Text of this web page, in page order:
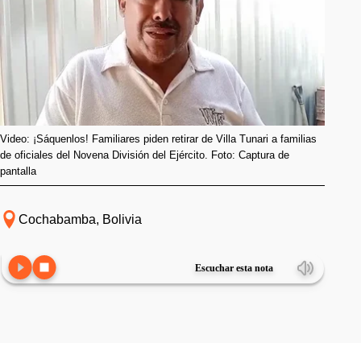
Video: ¡Sáquenlos! Familiares piden retirar de Villa Tunari a familias
de oficiales del Novena División del Ejército. Foto: Captura de
pantalla
Cochabamba, Bolivia
Escuchar esta nota